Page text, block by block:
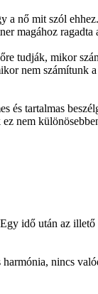
a nő mit szól
magához ragadta
tudják, mikor
nem számítunk
tartalmas
nem
idő után az
nincs